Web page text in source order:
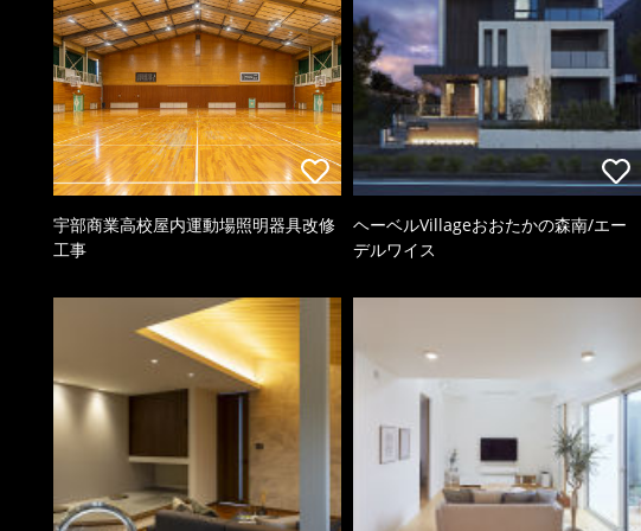
宇部商業高校屋内運動場照明器具改修
工事
ヘーベルVillageおおたかの森南/エー
デルワイス